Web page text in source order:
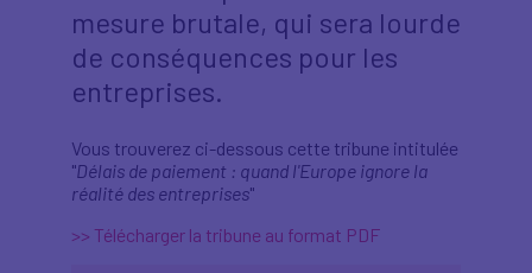
mesure brutale, qui sera lourde
de conséquences pour les
entreprises.
Vous trouverez ci-dessous cette tribune intitulée
"Délais de paiement : quand l'Europe ignore la
réalité des entreprises"
>> Télécharger la tribune au format PDF